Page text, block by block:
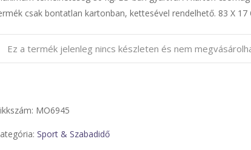
csak bontatlan kartonban, kettesével rendelhető. 83 X 17
Ez a termék jelenleg nincs készleten és nem
MO6945
Sport & Szabadidő